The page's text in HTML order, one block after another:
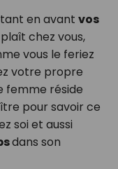
en avant vos
chez vous,
vous le feriez
votre propre
femme réside
pour savoir ce
soi et aussi
dans son